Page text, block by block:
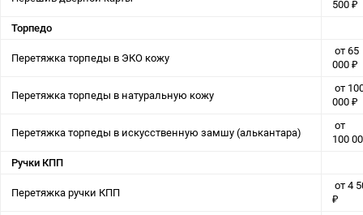
500 ₽
Торпедо
Перетяжка торпеды в ЭКО кожу
от 65
000 ₽
Перетяжка торпеды в натуральную кожу
от
000 ₽
Перетяжка торпеды в искусственную замшу (алькантара)
от
100
Ручки КПП
Перетяжка ручки КПП
от 4
₽